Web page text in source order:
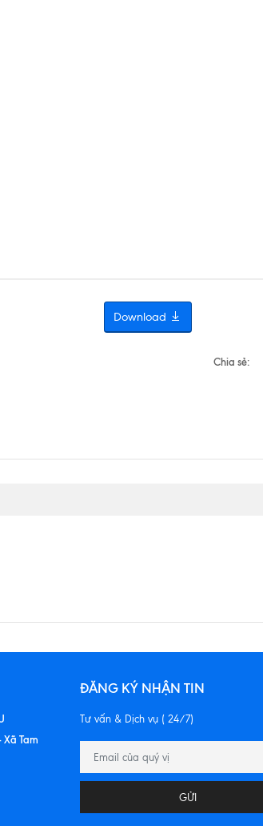
Download
Chia sẻ:
Xã Tam
ĐĂNG KÝ NHẬN TIN
Tư vấn & Dịch vụ ( 24/7)
GỬI